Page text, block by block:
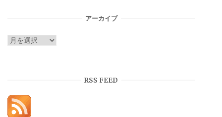
アーカイブ
ア
RSS FEED